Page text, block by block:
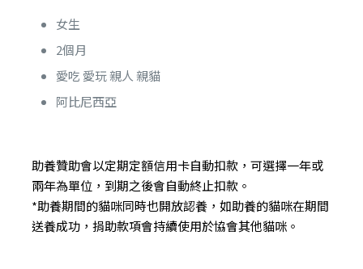
女生
2個月
愛吃 愛玩 親人 親貓
阿比尼西亞
助養贊助會以定期定額信用卡自動扣款，可選擇一年或
兩年為單位，到期之後會自動終止扣款。
*助養期間的貓咪同時也開放認養，如助養的貓咪在期間
送養成功，捐助款項會持續使用於協會其他貓咪。